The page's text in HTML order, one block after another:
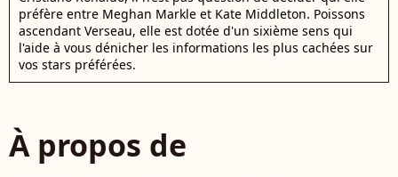
préfère entre Meghan Markle et Kate Middleton. Poissons
ascendant Verseau, elle est dotée d'un sixième sens qui
l'aide à vous dénicher les informations les plus cachées sur
vos stars préférées.
À propos de